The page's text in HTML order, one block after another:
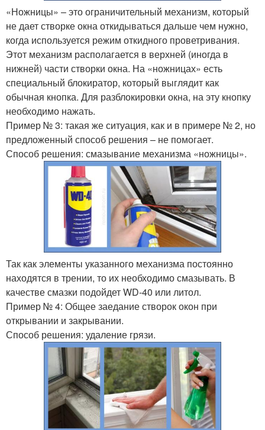
«Ножницы» – это ограничительный механизм, который
не дает створке окна откидываться дальше чем нужно,
когда используется режим откидного проветривания.
Этот механизм располагается в верхней (иногда в
нижней) части створки окна. На «ножницах» есть
специальный блокиратор, который выглядит как
обычная кнопка. Для разблокировки окна, на эту кнопку
необходимо нажать.
Пример № 3: такая же ситуация, как и в примере № 2, но
предложенный способ решения – не помогает.
Способ решения: смазывание механизма «ножницы».
Так как элементы указанного механизма постоянно
находятся в трении, то их необходимо смазывать. В
качестве смазки подойдет WD-40 или литол.
Пример № 4: Общее заедание створок окон при
открывании и закрывании.
Способ решения: удаление грязи.